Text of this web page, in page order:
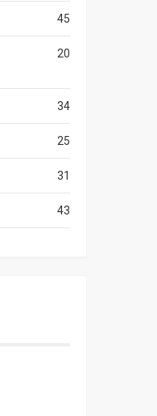
45
20
34
25
31
43